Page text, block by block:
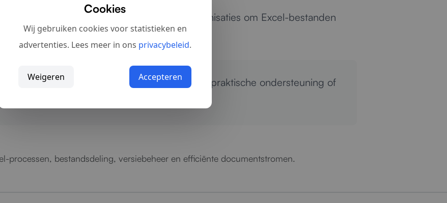
lijsten of controles: wij helpen organisaties om Excel-bestanden
onduidelijkheid of dataverlies.
Excel-bestanden? Neem contact op
voor praktische ondersteuning of
processen, bestandsdeling, versiebeheer en efficiënte documentstromen.
Cookies
Wij gebruiken cookies voor statistieken en
advertenties. Lees meer in ons privacybeleid.
Weigeren Accepteren